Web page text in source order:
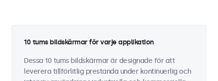
10 tums bildskärmar för varje applikation
Dessa 10 tums bildskärmar är designade för att
leverera tillförlitlig prestanda under kontinuerlig och